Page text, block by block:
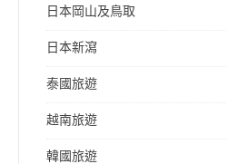
日本岡山及鳥取
日本新瀉
泰國旅遊
越南旅遊
韓國旅遊